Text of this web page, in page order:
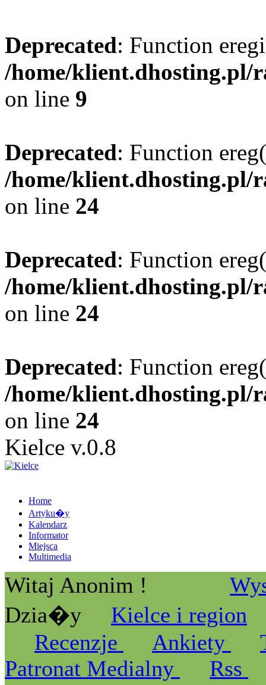
Deprecated: Function
/home/klient.dhosting.pl/
on line 9
Deprecated: Function
/home/klient.dhosting.pl/
on line 24
Deprecated: Function
/home/klient.dhosting.pl/
on line 24
Deprecated: Function
/home/klient.dhosting.pl/
on line 24
Kielce v.0.8
Home
Artyku�y
Kalendarz
Informator
Miejsca
Multimedia
Witaj Anonim !
Dzia�y
Kielce i region
Recenzje
Ankiety
Patronat Medialny
Rss